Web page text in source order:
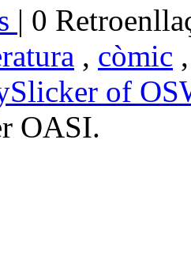
| 0
, còmic
of
OASI.